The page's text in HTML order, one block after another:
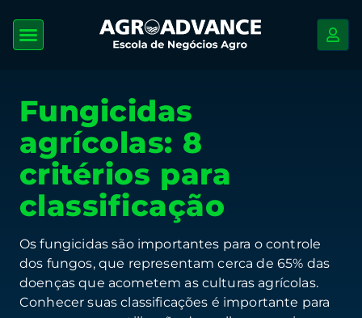
Fungicidas
agrícolas: 8
critérios para
classificação
Os fungicidas são importantes para o controle
dos fungos, que representam cerca de 65% das
doenças que acometem as culturas agrícolas.
Conhecer suas classificações é importante para